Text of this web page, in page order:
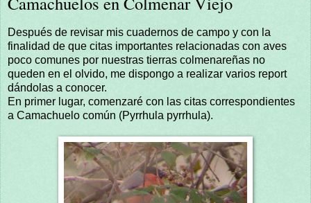
Después de revisar mis cuadernos de campo y con la
finalidad de que citas importantes relacionadas con aves
poco comunes por nuestras tierras colmenareñas no
queden en el olvido, me dispongo a realizar varios report
dándolas a conocer.
En primer lugar, comenzaré con las citas correspondientes
a Camachuelo común (Pyrrhula pyrrhula).